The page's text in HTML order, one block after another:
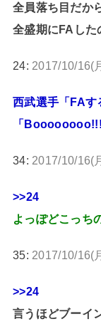
全員落ち目だか
全盛期にFAした
24: 2017/10/16(
西武選手「FAす
「
34: 2017/10/16(
>>24
よっぽどこっち
35: 2017/10/16(
>>24
言うほどブーイ